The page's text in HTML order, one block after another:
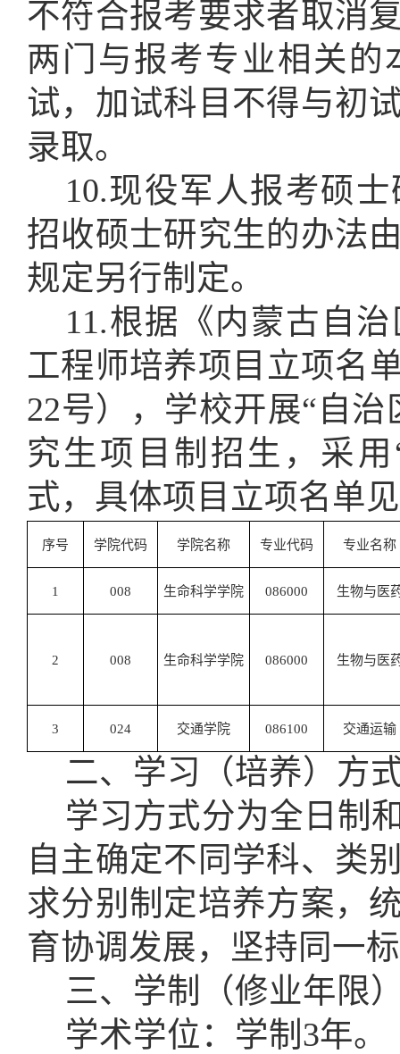
不符合报考要求者取消
两门与报考专业相关
试，加试科目不得与初
录取。
10.现役军人报考硕
招收硕士研究生的办法
规定另行制定。
11.根据《内蒙古自
工程师培养项目立项名
22号），学校开展“自
究生项目制招生，采
式，具体项目立项名单
序号 学院代码 学院名称 专业代码 专业名称
1 008 生命科学学院 086000 生物与医
2 008 生命科学学院 086000 生物与医
3 024 交通学院 086100 交通运输
二、 学习（培养）方
学习方式分为全日制
自主确定不同学科、类
求分别制定培养方案，
育协调发展，坚持同一
三、 学制（修业年限
学术学位：学制 3年。